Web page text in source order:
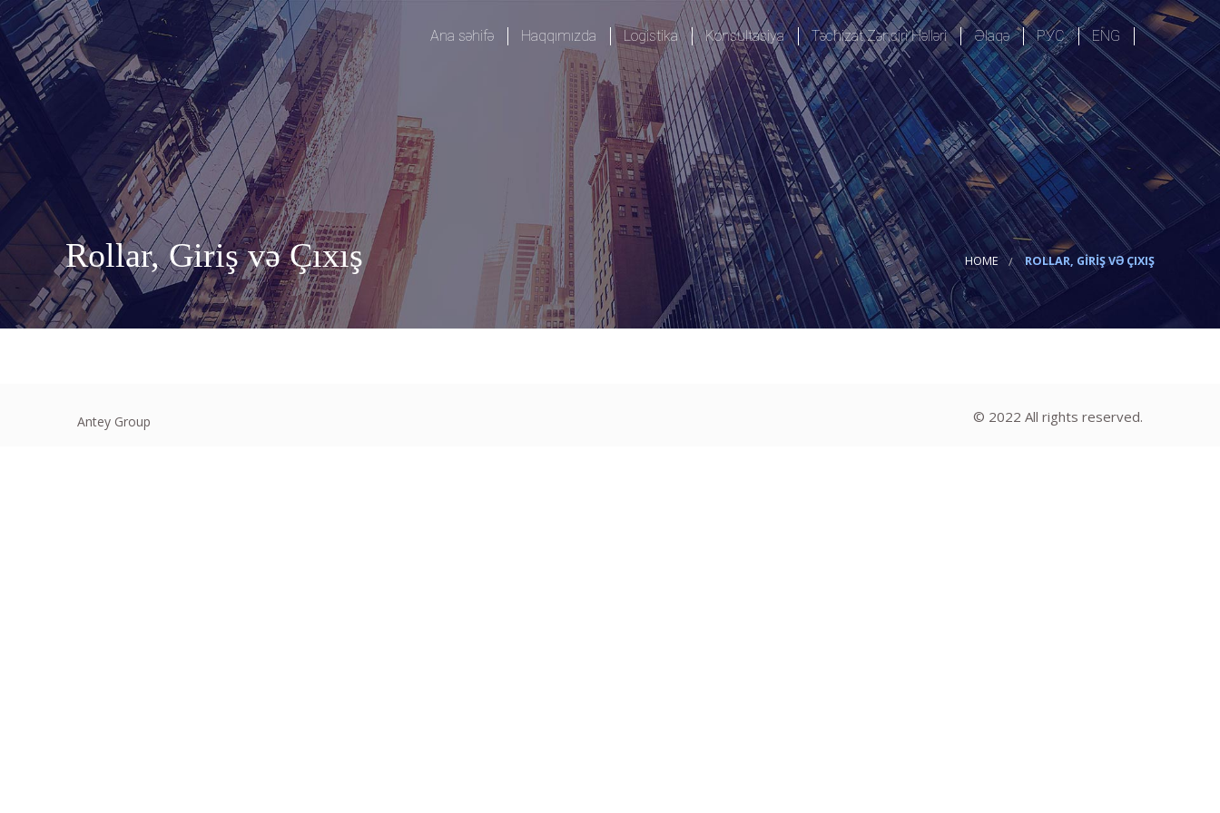
Ana səhifə Haqqımızda Logistika
Metrologiya və standartlaşdırma
Qida təhlükəsizliyi
Təlimlər
İş yeri gigiyena
İş prosesinin təşkili
Konsultasiya
Nəqliyyat və logistika
Logistika həlləri
İdxal
İxrac
Təkrar ixrac
Təchizat Zənciri Həlləri
Əhatə dairəsi
Məsuliyyət
Rollar, Giriş və Çıxış
Siyasət və ya Prosedur
Əlaqə РУС ENG
HOME ROLLAR, GIRIŞ VƏ ÇIXIŞ
Rollar, Giriş və Çıxış
Antey Group © 2022 All rights reserved.